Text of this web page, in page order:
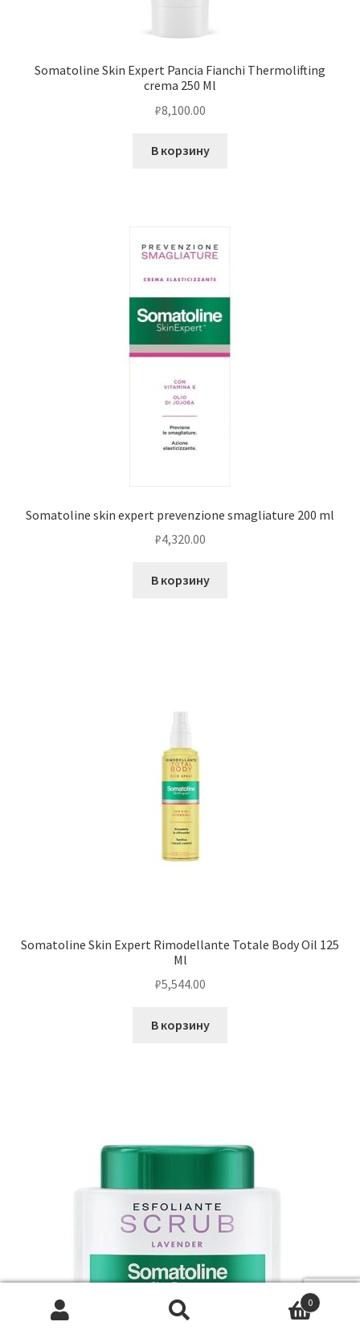
Somatoline Skin Expert Pancia Fianchi Thermolifting
crema 250 Ml
₽8,100.00
В корзину
Somatoline skin expert prevenzione smagliature 200 ml
₽4,320.00
В корзину
Somatoline Skin Expert Rimodellante Totale Body Oil 125
Ml
₽5,544.00
В корзину
0